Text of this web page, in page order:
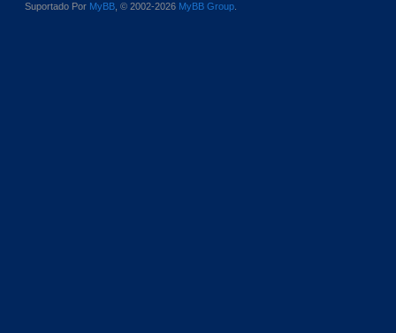
Suportado Por MyBB , © 2002-2026 MyBB Group